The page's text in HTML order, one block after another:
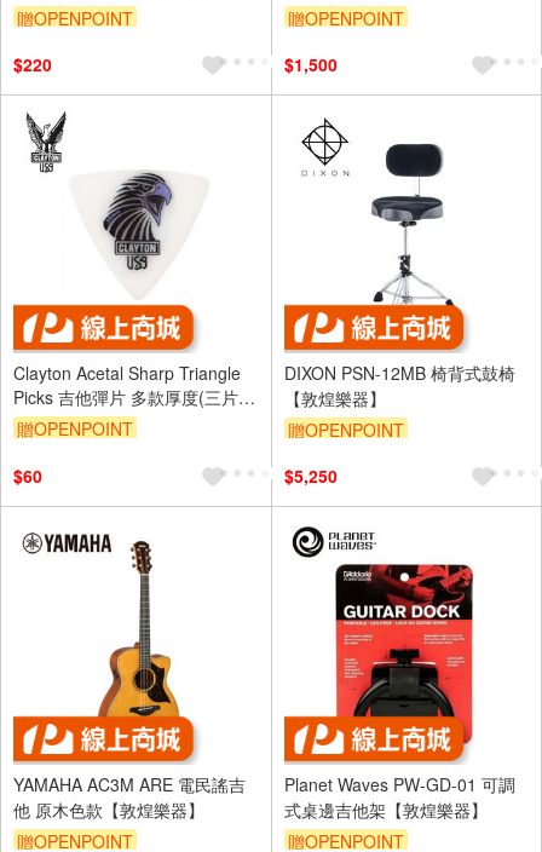
贈OPENPOINT
$220
贈OPENPOINT
$1,500
Clayton Acetal Sharp Triangle
Picks 吉他彈片 多款厚度(三片、
十片組)【敦煌樂器】
贈OPENPOINT
$60
DIXON PSN-12MB 椅背式鼓椅
【敦煌樂器】
贈OPENPOINT
$5,250
YAMAHA AC3M ARE 電民謠吉
他 原木色款【敦煌樂器】
贈OPENPOINT
Planet Waves PW-GD-01 可調
式桌邊吉他架【敦煌樂器】
贈OPENPOINT